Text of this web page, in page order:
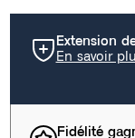
Extension
En savoir
Fidélité